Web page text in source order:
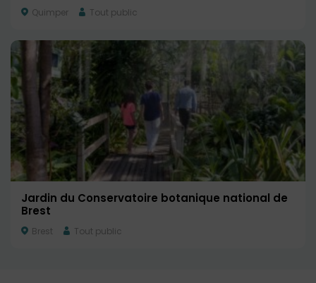
Quimper Tout public
Jardin du Conservatoire botanique national de
Brest
Brest Tout public